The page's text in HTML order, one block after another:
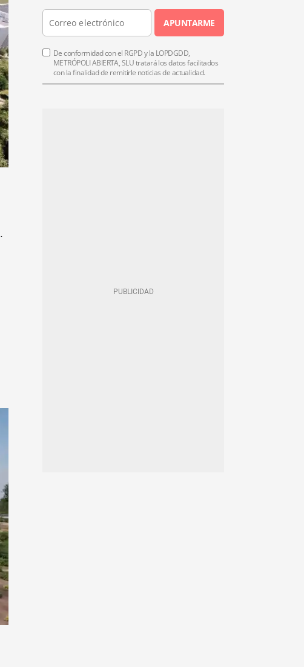
.
APUNTARME
De conformidad con el RGPD y la LOPDGDD,
METRÓPOLI ABIERTA, SLU tratará los datos facilitados
con la finalidad de remitirle noticias de actualidad.